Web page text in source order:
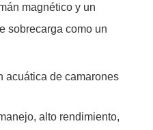
magnético y un
sobrecarga como un
alto rendimiento,